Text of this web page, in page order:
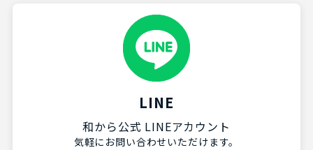
LINE
和から公式 LINEアカウント
気軽にお問い合わせいただけます。